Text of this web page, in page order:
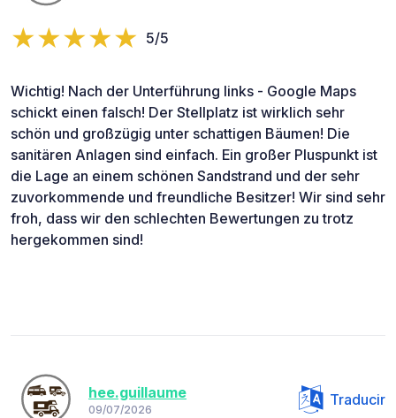
5/5
Wichtig! Nach der Unterführung links - Google Maps
schickt einen falsch! Der Stellplatz ist wirklich sehr
schön und großzügig unter schattigen Bäumen! Die
sanitären Anlagen sind einfach. Ein großer Pluspunkt ist
die Lage an einem schönen Sandstrand und der sehr
zuvorkommende und freundliche Besitzer! Wir sind sehr
froh, dass wir den schlechten Bewertungen zu trotz
hergekommen sind!
hee.guillaume
09/07/2026
Traducir